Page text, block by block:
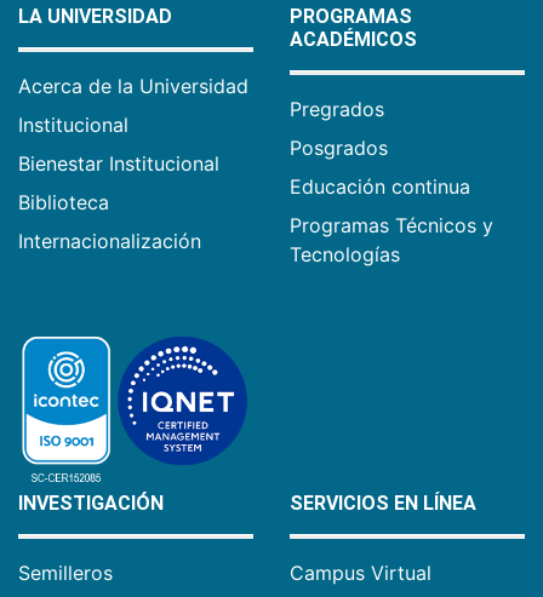
LA UNIVERSIDAD
Acerca de la Universidad
Institucional
Bienestar Institucional
Biblioteca
Internacionalización
PROGRAMAS
ACADÉMICOS
Pregrados
Posgrados
Educación continua
Programas Técnicos y
Tecnologías
INVESTIGACIÓN
Semilleros
SERVICIOS EN LÍNEA
Campus Virtual